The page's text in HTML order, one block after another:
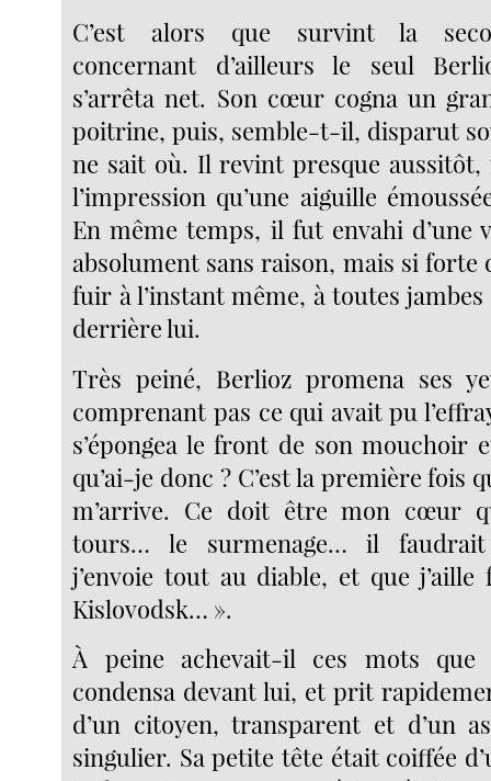
C’est alors que survint la
concernant d’ailleurs le seul
s’arrêta net. Son cœur cogna un
poitrine, puis, semble-t-il, disparut
ne sait où. Il revint presque aussitôt,
l’impression qu’une aiguille
En même temps, il fut envahi d’une
absolument sans raison, mais si forte
fuir à l’instant même, à toutes
derrière lui.
Très peiné, Berlioz promena ses
comprenant pas ce qui avait pu
s’épongea le front de son mouchoir
qu’ai-je donc ? C’est la première fois
m’arrive. Ce doit être mon cœur
tours… le surmenage… il
j’envoie tout au diable, et que
Kislovodsk… ».
À peine achevait-il ces mots que
condensa devant lui, et prit
d’un citoyen, transparent et d’un
singulier. Sa petite tête était coiffée